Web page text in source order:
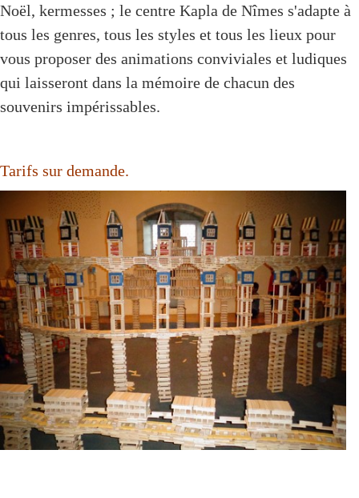
Noël, kermesses ; le centre Kapla de Nîmes s'adapte à
tous les genres, tous les styles et tous les lieux pour
vous proposer des animations conviviales et ludiques
qui laisseront dans la mémoire de chacun des
souvenirs impérissables.
Tarifs sur demande.